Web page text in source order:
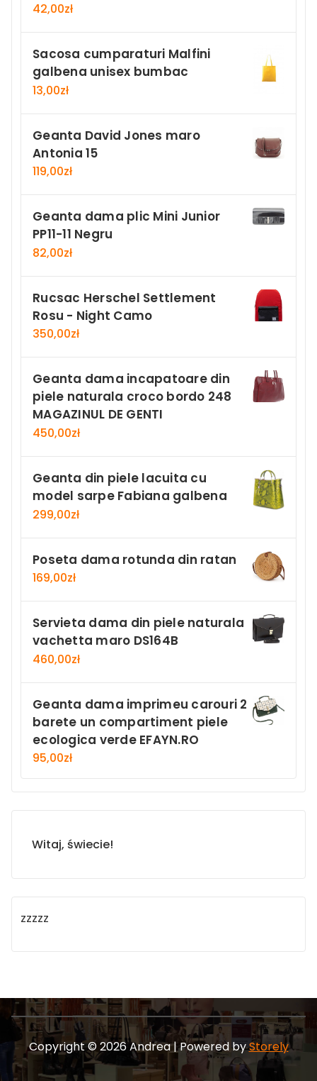
42,00zł
Sacosa cumparaturi Malfini
galbena unisex bumbac
13,00zł
Geanta David Jones maro
Antonia 15
119,00zł
Geanta dama plic Mini Junior
PP11-11 Negru
82,00zł
Rucsac Herschel Settlement
Rosu - Night Camo
350,00zł
Geanta dama incapatoare din
piele naturala croco bordo 248
MAGAZINUL DE GENTI
450,00zł
Geanta din piele lacuita cu
model sarpe Fabiana galbena
299,00zł
Poseta dama rotunda din ratan
169,00zł
Servieta dama din piele naturala
vachetta maro DS164B
460,00zł
Geanta dama imprimeu carouri 2
barete un compartiment piele
ecologica verde EFAYN.RO
95,00zł
Witaj, świecie!
zzzzz
Copyright © 2026 Andrea | Powered byStorely